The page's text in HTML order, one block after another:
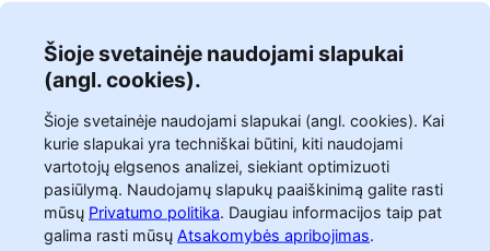
Šioje svetainėje naudojami slapukai
(angl. cookies).
Šioje svetainėje naudojami slapukai (angl. cookies). Kai
kurie slapukai yra techniškai būtini, kiti naudojami
vartotojų elgsenos analizei, siekiant optimizuoti
pasiūlymą. Naudojamų slapukų paaiškinimą galite rasti
mūsų Privatumo politika. Daugiau informacijos taip pat
galima rasti mūsų Atsakomybės apribojimas.